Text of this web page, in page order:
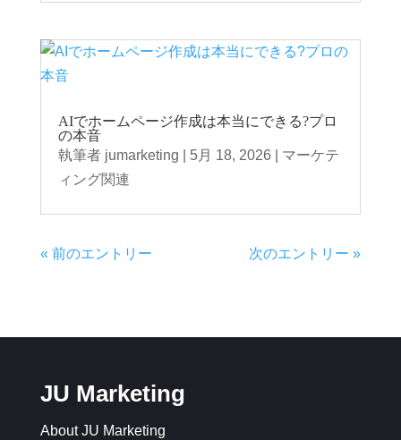
AIでホームページ作成は本当にできる?プロ
の本音
執筆者 jumarketing 5月 18, 2026
マーケテ
ィング関連
« 前のエントリー 次のエントリー »
JU Marketing
About JU Marketing